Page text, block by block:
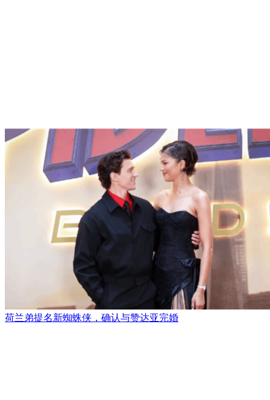
荷兰弟提名新蜘蛛侠，确认与赞达亚完婚